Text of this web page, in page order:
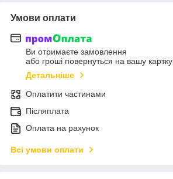
Умови оплати
Ви отримаєте замовлення
або гроші повернуться на вашу картку
Детальніше
Оплатити частинами
Післяплата
Оплата на рахунок
Всі умови оплати